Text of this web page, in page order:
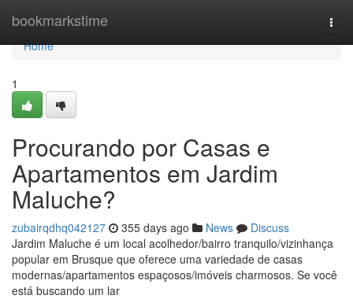
bookmarkstime
Home
Home
1
Procurando por Casas e
Apartamentos em Jardim
Maluche?
zubairqdhq042127 355 days ago News
Discuss
Jardim Maluche é um local acolhedor/bairro tranquilo/vizinhança
popular em Brusque que oferece uma variedade de casas
modernas/apartamentos espaçosos/imóveis charmosos. Se você
está buscando um lar